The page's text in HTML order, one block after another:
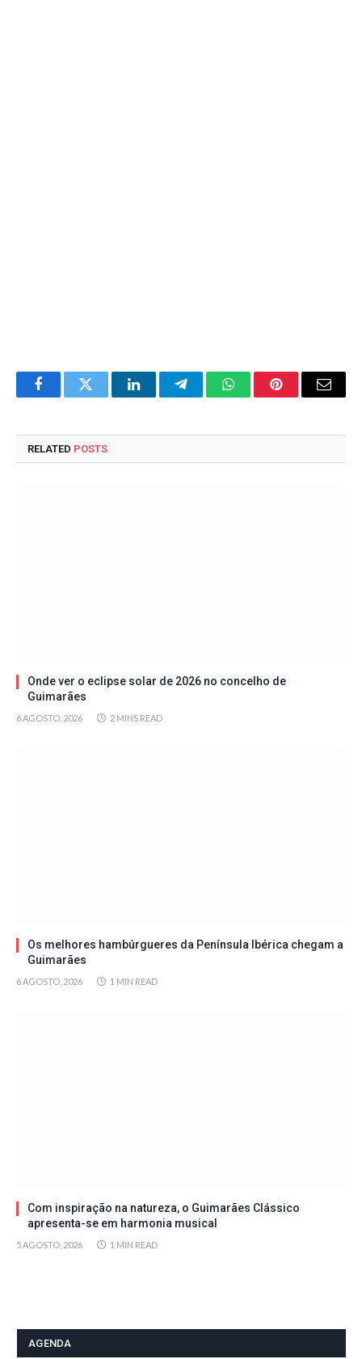
FacebookTwitter LinkedInTelegramWhatsAppPinterestEmail
RELATED POSTS
Onde ver o eclipse solar de 2026 no concelho de
Guimarães
6 AGOSTO, 2026 2 MINS READ
Os melhores hambúrgueres da Península Ibérica chegam a
Guimarães
6 AGOSTO, 2026 1 MIN READ
Com inspiração na natureza, o Guimarães Clássico
apresenta-se em harmonia musical
5 AGOSTO, 2026 1 MIN READ
AGENDA